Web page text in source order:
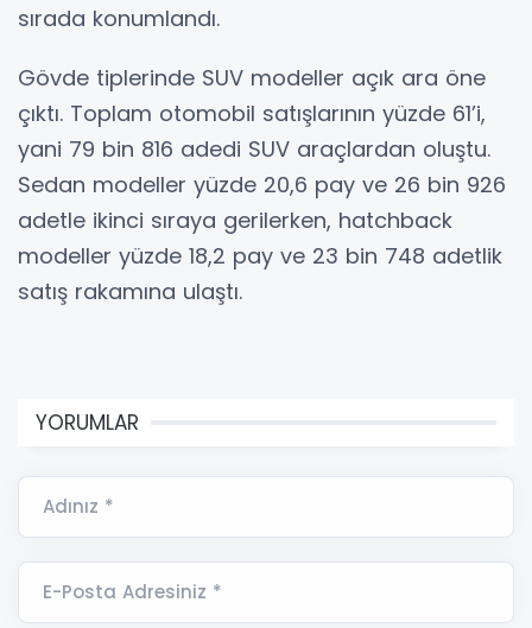
sırada konumlandı.
Gövde tiplerinde SUV modeller açık ara öne
çıktı. Toplam otomobil satışlarının yüzde 61’i,
yani 79 bin 816 adedi SUV araçlardan oluştu.
Sedan modeller yüzde 20,6 pay ve 26 bin 926
adetle ikinci sıraya gerilerken, hatchback
modeller yüzde 18,2 pay ve 23 bin 748 adetlik
satış rakamına ulaştı.
YORUMLAR
Adınız *
E-Posta Adresiniz *